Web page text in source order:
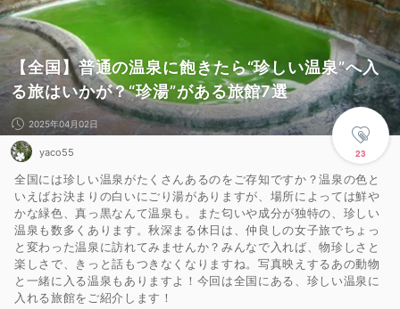
【全国】普通の温泉に飽きたら“珍しい温泉”へ入
る旅はいかが？“珍湯”がある旅館7選
23
2025年04月02日
yaco55
全国には珍しい温泉がたくさんあるのをご存知ですか？温泉の色と
いえばお決まりの白いにごり湯がありますが、場所によっては鮮や
かな緑色、真っ黒なんて温泉も。また匂いや成分が独特の、珍しい
温泉も数多くあります。秋深まる休日は、仲良しの女子旅でちょっ
と変わった温泉に訪れてみませんか？みんなで入れば、物珍しさと
楽しさで、きっと話もつきなくなりますね。写真映えするあの動物
と一緒に入る温泉もありますよ！今回は全国にある、珍しい温泉に
入れる旅館をご紹介します！